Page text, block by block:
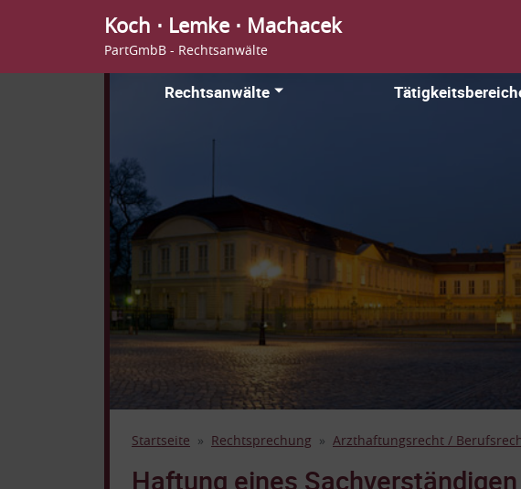
Koch ⋅ Lemke ⋅ Machacek
PartGmbB - Rechtsanwälte
Rechtsanwälte
Startseite Rechtsprechung Arzthaftungsrecht /
Haftung eines Sachverständigen